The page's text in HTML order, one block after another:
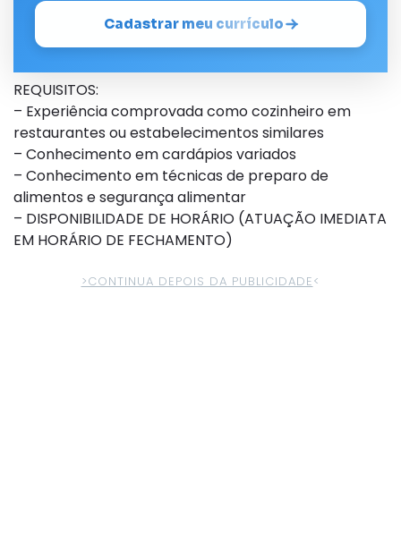
Cadastrar meu currículo
REQUISITOS:
– Experiência comprovada como cozinheiro em
restaurantes ou estabelecimentos similares
– Conhecimento em cardápios variados
– Conhecimento em técnicas de preparo de
alimentos e segurança alimentar
– DISPONIBILIDADE DE HORÁRIO (ATUAÇÃO IMEDIATA
EM HORÁRIO DE FECHAMENTO)
>CONTINUA DEPOIS DA PUBLICIDADE<